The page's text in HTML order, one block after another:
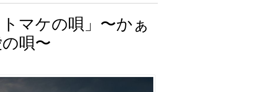
マケの唄」〜かぁ
唄〜